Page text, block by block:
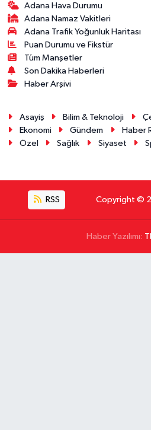
Adana Hava Durumu
Adana Namaz Vakitleri
Adana Trafik Yoğunluk Haritası
Puan Durumu ve Fikstür
Tüm Manşetler
Son Dakika Haberleri
Haber Arşivi
Asayiş Bilim & Teknoloji
Ekonomi
Gündem Haber
Özel
Sağlık Siyaset
RSS Copyright ©
Haber Yazılımı: